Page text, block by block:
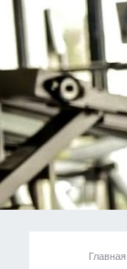
Главная